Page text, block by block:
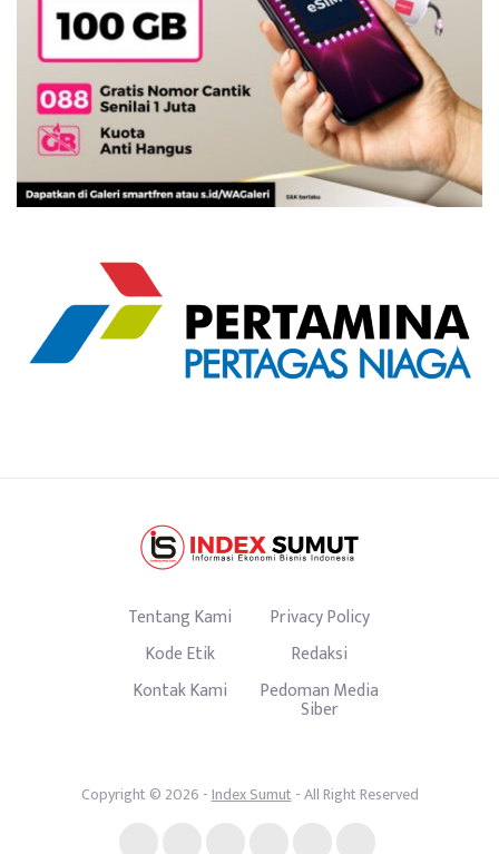
Tentang Kami
Privacy Policy
Kode Etik
Redaksi
Kontak Kami
Pedoman Media
Siber
Copyright © 2026 -Index Sumut- All Right Reserved